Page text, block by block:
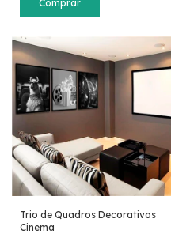
Comprar
Trio de Quadros Decorativos
Cinema